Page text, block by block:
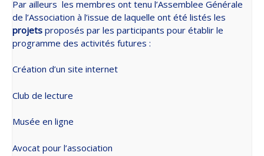
Par ailleurs les membres ont tenu l’Assemblee Générale
de l’Association à l’issue de laquelle ont été listés les
projets proposés par les participants pour établir le
programme des activités futures :
Création d’un site internet
Club de lecture
Musée en ligne
Avocat pour l’association